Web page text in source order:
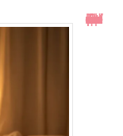
Toucher le col de l’utérus pendant un rapport : ce qu’il faut savoir